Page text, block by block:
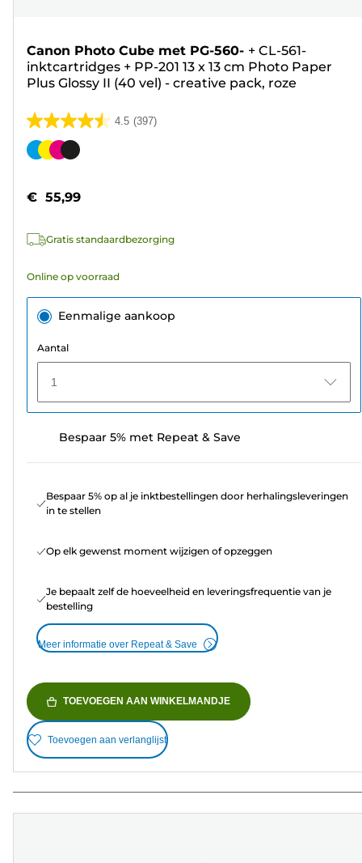
Canon Photo Cube met PG-560- + CL-561-
inktcartridges + PP-201 13 x 13 cm Photo Paper
Plus Glossy II (40 vel) - creative pack, roze
4.5 (397)
4.5
van
sterren.
beoordelingen
Kleurencartridge
€ 55,99
Gratis standaardbezorging
Online op voorraad
Eenmalige aankoop
Aantal
1
Bespaar 5% met Repeat & Save
Bespaar 5% op al je inktbestellingen door herhalingsleveringen
in te stellen
Op elk gewenst moment wijzigen of opzeggen
Je bepaalt zelf de hoeveelheid en leveringsfrequentie van je
bestelling
Meer informatie over Repeat & Save
TOEVOEGEN AAN WINKELMANDJE
Toevoegen aan verlanglijst